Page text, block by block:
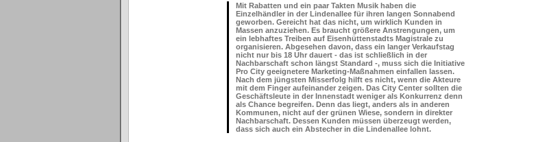
Mit Rabatten und ein paar Takten Musik haben die
Einzelhändler in der Lindenallee für ihren langen Sonnabend
geworben. Gereicht hat das nicht, um wirklich Kunden in
Massen anzuziehen. Es braucht größere Anstrengungen, um
ein lebhaftes Treiben auf Eisenhüttenstadts Magistrale zu
organisieren. Abgesehen davon, dass ein langer Verkaufstag
nicht nur bis 18 Uhr dauert - das ist schließlich in der
Nachbarschaft schon längst Standard -, muss sich die Initiative
Pro City geeignetere Marketing-Maßnahmen einfallen lassen.
Nach dem jüngsten Misserfolg hilft es nicht, wenn die Akteure
mit dem Finger aufeinander zeigen. Das City Center sollten die
Geschäftsleute in der Innenstadt weniger als Konkurrenz denn
als Chance begreifen. Denn das liegt, anders als in anderen
Kommunen, nicht auf der grünen Wiese, sondern in direkter
Nachbarschaft. Dessen Kunden müssen überzeugt werden,
dass sich auch ein Abstecher in die Lindenallee lohnt.